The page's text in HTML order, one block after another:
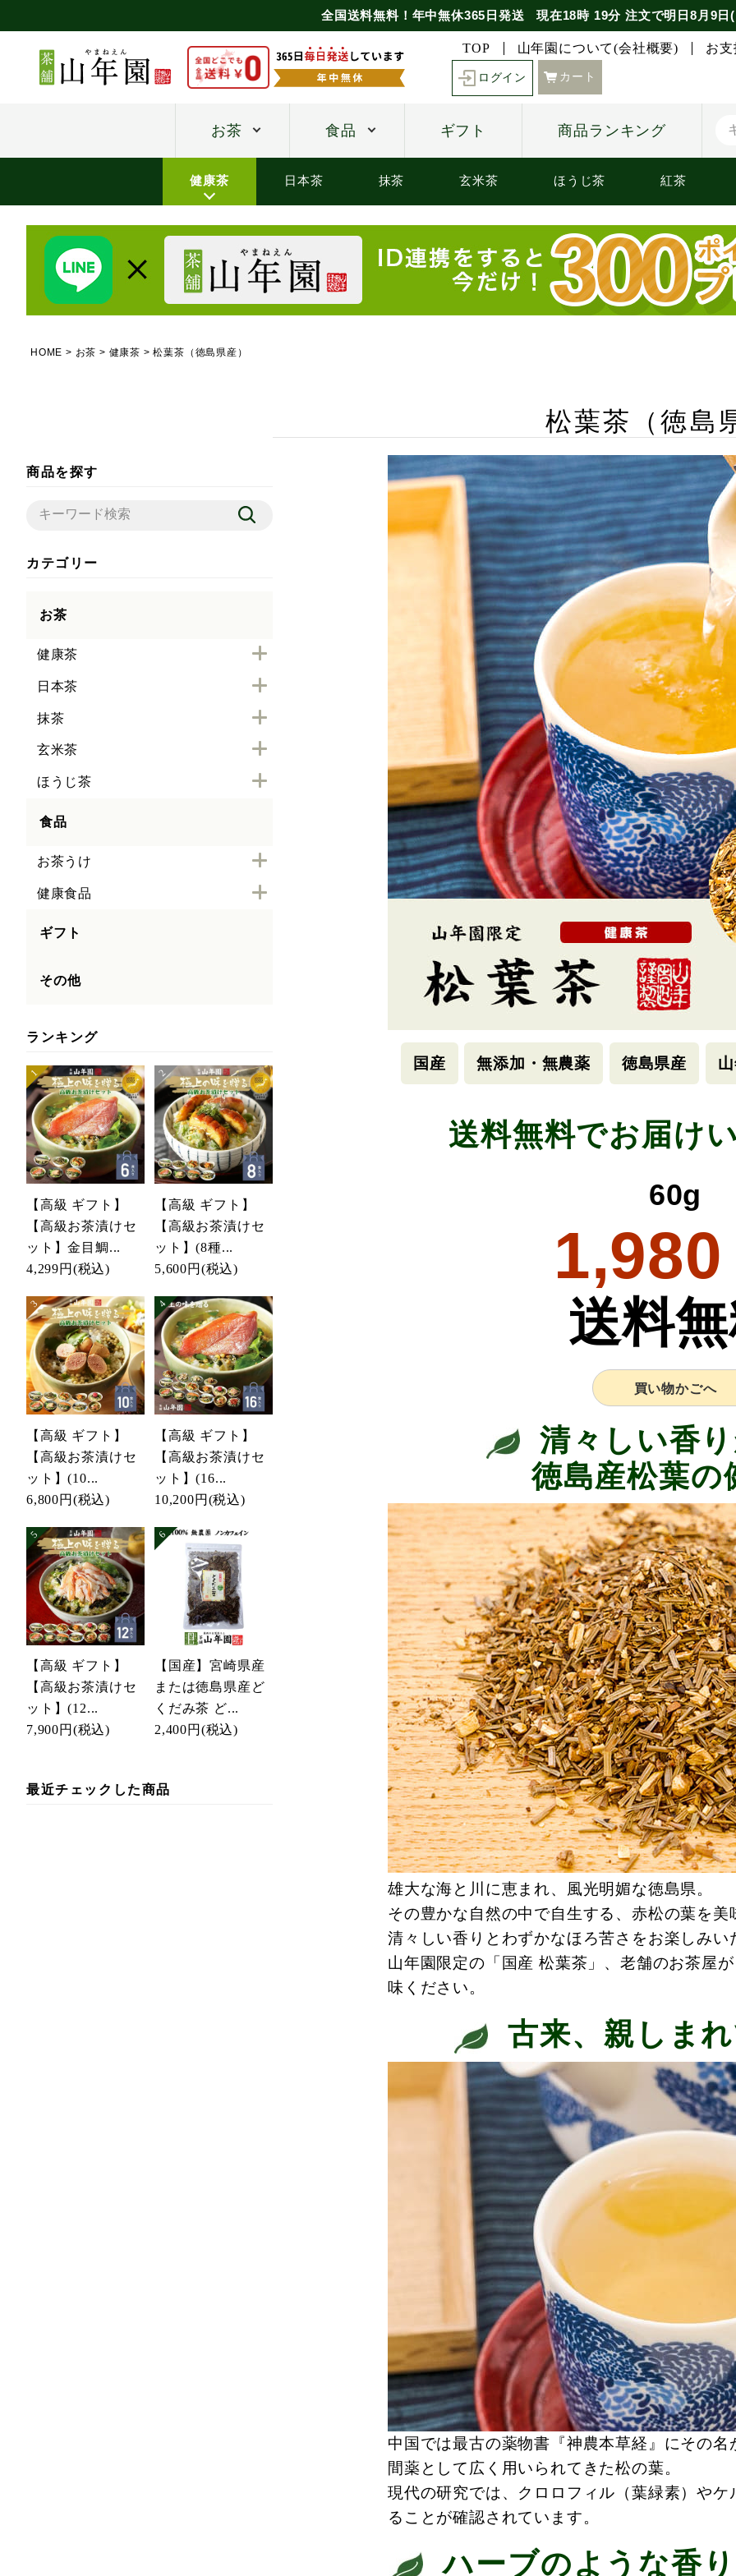
全国送料無料！年中無休365日発送 現在18時 19分 注文で明日8月9日
TOP 山年園について(会社概要) お
ログイン カート
お茶 食品 ギフト 商品ランキング
健康茶 日本茶 抹茶 玄米茶 ほうじ茶 紅茶
HOME お茶 健康茶 松葉茶（徳島県産）
商品を探す
カテゴリー
お茶
健康茶
日本茶
抹茶
玄米茶
ほうじ茶
食品
お茶うけ
健康食品
ギフト
その他
ランキング
【高級 ギフト】
【高級お茶漬けセ
ット】金目鯛...
4,299円 (税込)
【高級 ギフト】
【高級お茶漬けセ
ット】(8種...
5,600円 (税込)
【高級 ギフト】
【高級お茶漬けセ
ット】(10...
6,800円 (税込)
【高級 ギフト】
【高級お茶漬けセ
ット】(16...
10,200円 (税込)
【高級 ギフト】
【高級お茶漬けセ
ット】(12...
7,900円 (税込)
【国産】宮崎県産
または徳島県産ど
くだみ茶 ど...
2,400円 (税込)
最近チェックした商品
松葉茶（徳島
国産 無添加・無農薬 徳島県産
送料無料でお届け
60g
1,980
送料
買い物かごへ
清々しい香
徳島産松葉の
雄大な海と川に恵まれ、風光明媚な徳島県。
その豊かな自然の中で自生する、赤松の葉を
清々しい香りとわずかなほろ苦さをお楽しみい
山年園限定の「国産 松葉茶」、老舗のお茶屋
味ください。
古来、親しま
中国では最古の薬物書『神農本草経』にその
間薬として広く用いられてきた松の葉。
現代の研究では、クロロフィル（葉緑素）や
ることが確認されています。
ハーブのような香